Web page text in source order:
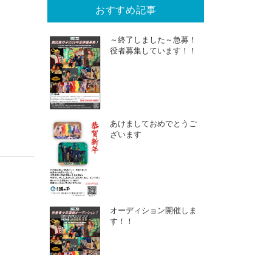
おすすめ記事
～終了しました～急募！
役者募集しています！！
あけましておめでとうご
ざいます
オーディション開催しま
す！！